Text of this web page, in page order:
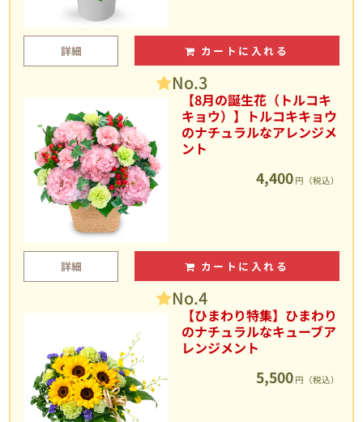
詳細 カートに入れる
No.3
【8月の誕生花（トルコキ
キョウ）】トルコキキョウ
のナチュラルなアレンジメ
ント
4,400 円（税込）
詳細 カートに入れる
No.4
【ひまわり特集】ひまわり
のナチュラルなキューブア
レンジメント
5,500 円（税込）